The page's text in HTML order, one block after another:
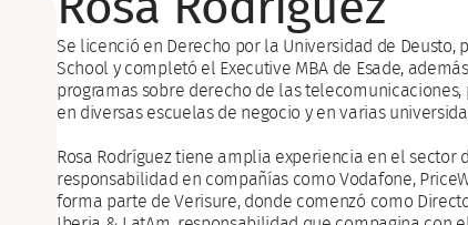
Se licenció en Derecho por la Universidad de Deusto,
School y completó el Executive MBA de Esade,
programas sobre derecho de las
en diversas escuelas de negocio y en varias
Rosa Rodríguez tiene amplia experiencia en el sector
responsabilidad en compañías como Vodafone,
forma parte de Verisure, donde comenzó como